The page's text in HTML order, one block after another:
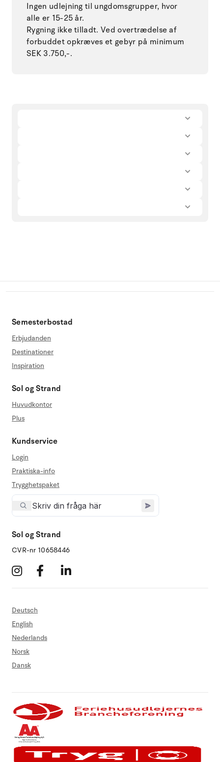
Ingen udlejning til ungdomsgrupper, hvor
alle er 15-25 år.
Rygning ikke tilladt. Ved overtrædelse af
forbuddet opkræves et gebyr på minimum
SEK 3.750,-.
Semesterbostad
Erbjudanden
Destinationer
Inspiration
Sol og Strand
Huvudkontor
Plus
Kundservice
Login
Praktiska-info
Trygghetspaket
Sol og Strand
CVR-nr 10658446
Deutsch
English
Nederlands
Norsk
Dansk